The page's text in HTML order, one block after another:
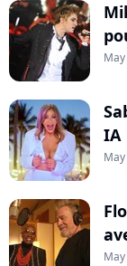
IA